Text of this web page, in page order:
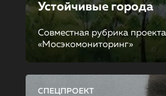
Устойчивые города
Совместная рубрика
«Мосэкомониторинг»
СПЕЦПРОЕКТ